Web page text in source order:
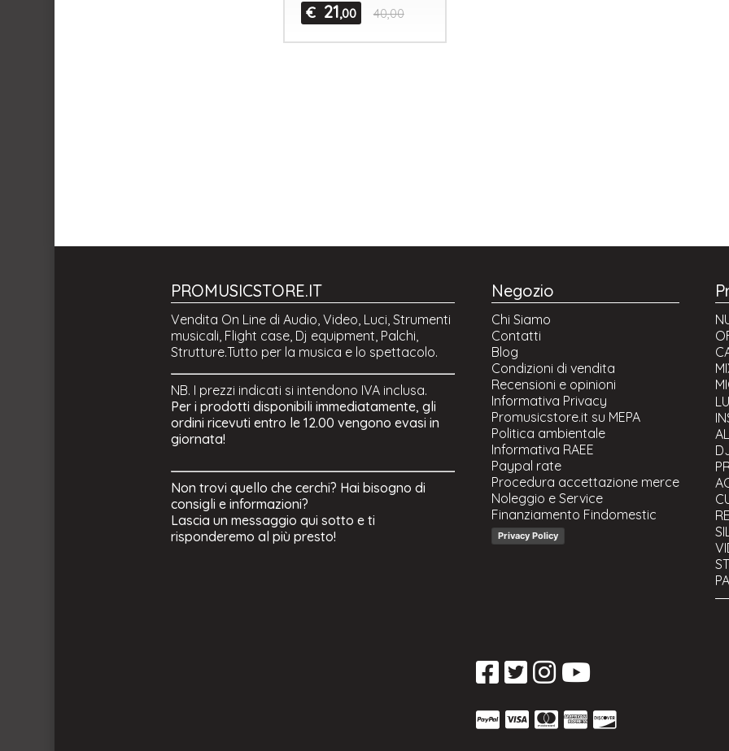
€ 21,00 40,00
PROMUSICSTORE.IT
Vendita On Line di Audio, Video, Luci, Strumenti
musicali, Flight case, Dj equipment, Palchi,
Strutture.Tutto per la musica e lo spettacolo.
NB. I prezzi indicati si intendono IVA inclusa.
Per i prodotti disponibili immediatamente, gli
ordini ricevuti entro le 12.00 vengono evasi in
giornata!
Non trovi quello che cerchi? Hai bisogno di
consigli e informazioni?
Lascia un messaggio qui sotto e ti
risponderemo al più presto!
Negozio
Chi Siamo
Contatti
Blog
Condizioni di vendita
Recensioni e opinioni
Informativa Privacy
Promusicstore.it su MEPA
Politica ambientale
Informativa RAEE
Paypal rate
Procedura accettazione merce
Noleggio e Service
Finanziamento Findomestic
Privacy Policy